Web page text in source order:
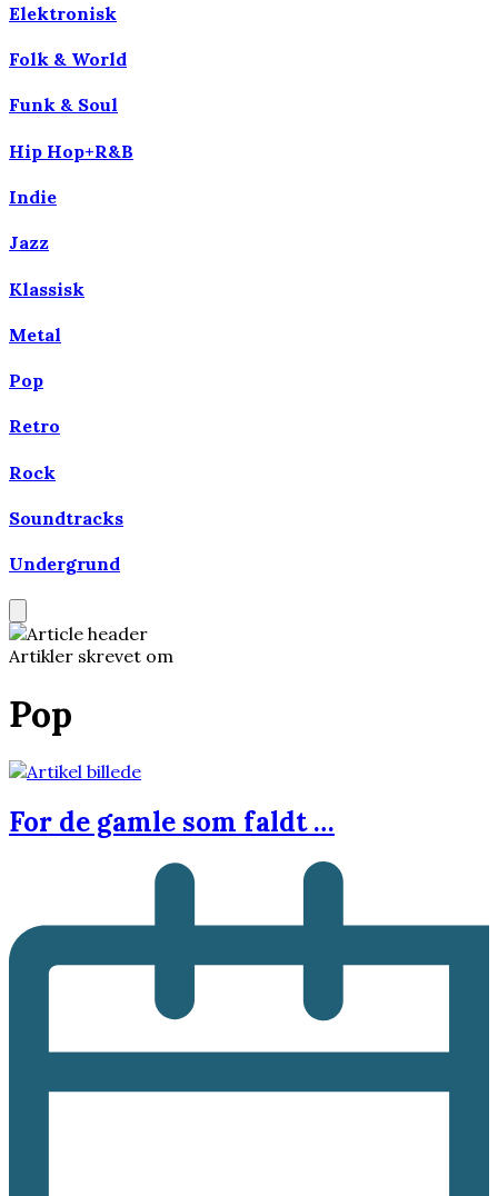
Elektronisk
Folk & World
Funk & Soul
Hip Hop+R&B
Indie
Jazz
Klassisk
Metal
Pop
Retro
Rock
Soundtracks
Undergrund
Artikler skrevet om
Pop
For de gamle som faldt …